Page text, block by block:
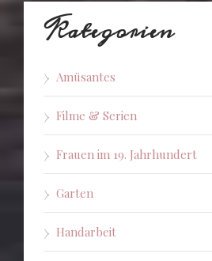
Kategorien
Amüsantes
Filme & Serien
Frauen im 19. Jahrhundert
Garten
Handarbeit